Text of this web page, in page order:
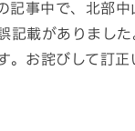
記事中で、北部中
記載がありました
お詫びして訂正